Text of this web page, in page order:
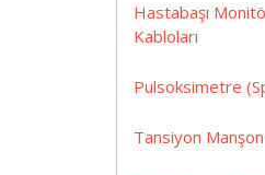
Hastabaşı
Kabloları
Pulsoksimetre
Tansiyon